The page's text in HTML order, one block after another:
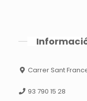
Carrer Sant
93 790 15 28